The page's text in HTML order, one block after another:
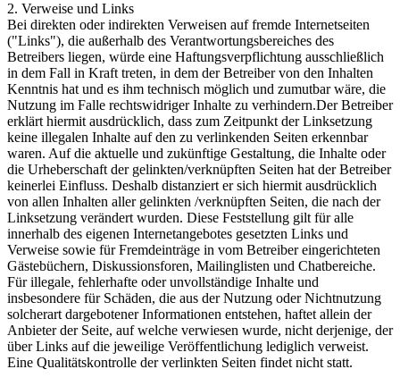
2. Verweise und Links
Bei direkten oder indirekten Verweisen auf fremde Internetseiten
("Links"), die außerhalb des Verantwortungsbereiches des
Betreibers liegen, würde eine Haftungsverpflichtung ausschließlich
in dem Fall in Kraft treten, in dem der Betreiber von den Inhalten
Kenntnis hat und es ihm technisch möglich und zumutbar wäre, die
Nutzung im Falle rechtswidriger Inhalte zu verhindern.Der Betreiber
erklärt hiermit ausdrücklich, dass zum Zeitpunkt der Linksetzung
keine illegalen Inhalte auf den zu verlinkenden Seiten erkennbar
waren. Auf die aktuelle und zukünftige Gestaltung, die Inhalte oder
die Urheberschaft der gelinkten/verknüpften Seiten hat der Betreiber
keinerlei Einfluss. Deshalb distanziert er sich hiermit ausdrücklich
von allen Inhalten aller gelinkten /verknüpften Seiten, die nach der
Linksetzung verändert wurden. Diese Feststellung gilt für alle
innerhalb des eigenen Internetangebotes gesetzten Links und
Verweise sowie für Fremdeinträge in vom Betreiber eingerichteten
Gästebüchern, Diskussionsforen, Mailinglisten und Chatbereiche.
Für illegale, fehlerhafte oder unvollständige Inhalte und
insbesondere für Schäden, die aus der Nutzung oder Nichtnutzung
solcherart dargebotener Informationen entstehen, haftet allein der
Anbieter der Seite, auf welche verwiesen wurde, nicht derjenige, der
über Links auf die jeweilige Veröffentlichung lediglich verweist.
Eine Qualitätskontrolle der verlinkten Seiten findet nicht statt.